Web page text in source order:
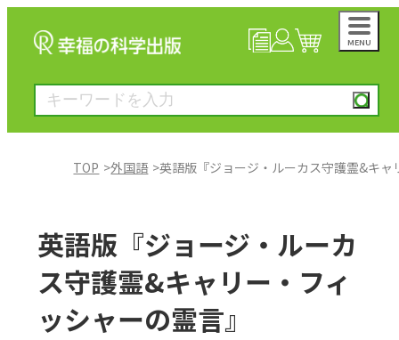
MENU
一般書
絵本
TOP 外国語 英語版『ジョージ・ルーカス守護霊&キ
英語版『ジョージ・ルーカ
ス守護霊&キャリー・フィ
ッシャーの霊言』